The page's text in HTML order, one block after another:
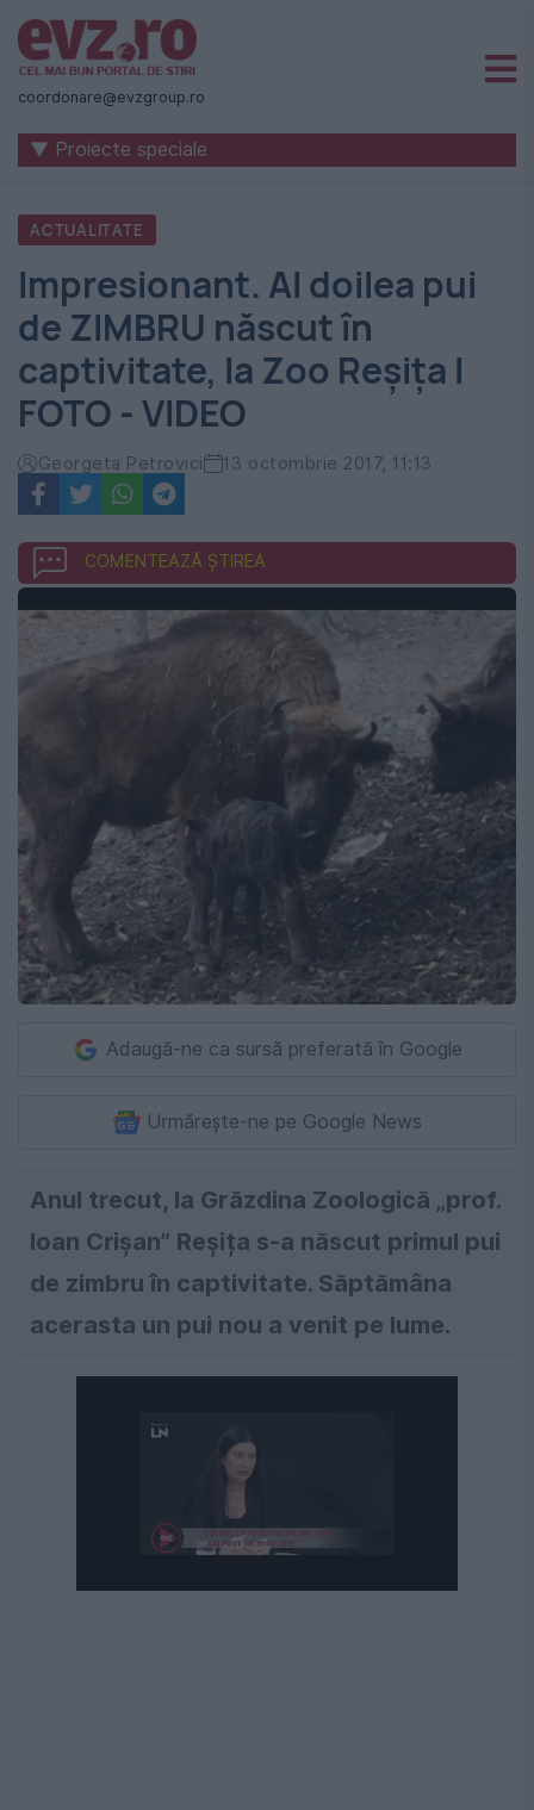
Știri
naționale
internaționale
România
Evenimentul
Zilei
coordonare@evzgroup.ro
▼ Proiecte speciale
ACTUALITATE
Impresionant. Al doilea pui
de ZIMBRU născut în
captivitate, la Zoo Reșița I
FOTO - VIDEO
Georgeta Petrovici 13 octombrie 2017, 11:13
COMENTEAZĂ ȘTIREA
Adaugă-ne ca sursă preferată în Google
Urmărește-ne pe Google News
Anul trecut, la Grăzdina Zoologică „prof.
Ioan Crișan” Reșița s-a născut primul pui
de zimbru în captivitate. Săptămâna
acerasta un pui nou a venit pe lume.